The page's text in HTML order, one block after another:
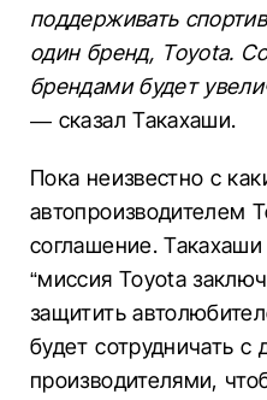
поддерживать
один бренд, Toyota.
брендами будет
— сказал Такахаши.
Пока неизвестно с
автопроизводителем
соглашение.
“миссия Toyota
защитить
будет сотрудничать с
производителями,